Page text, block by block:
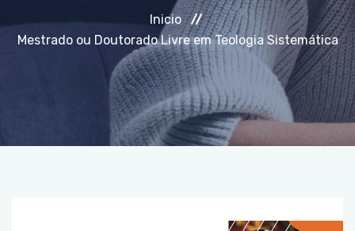
Inicio
Mestrado ou Doutorado Livre em Teologia Sistemática